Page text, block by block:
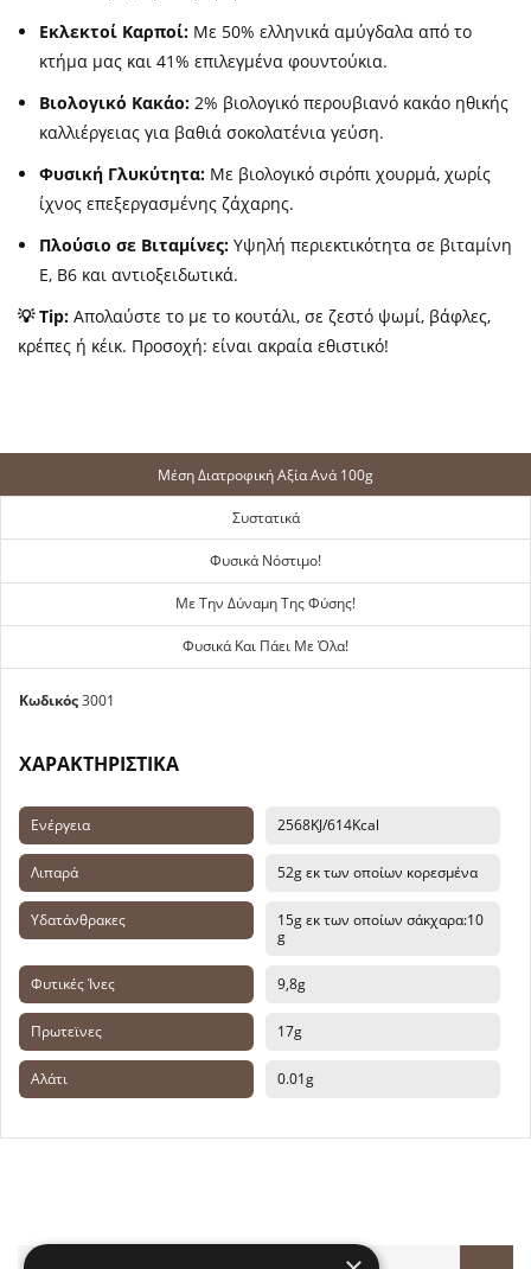
Εκλεκτοί Καρποί: Με 50% ελληνικά αμύγδαλα από το
κτήμα μας και 41% επιλεγμένα φουντούκια.
Βιολογικό Κακάο: 2% βιολογικό περουβιανό κακάο ηθικής
καλλιέργειας για βαθιά σοκολατένια γεύση.
Φυσική Γλυκύτητα: Με βιολογικό σιρόπι χουρμά, χωρίς
ίχνος επεξεργασμένης ζάχαρης.
Πλούσιο σε Βιταμίνες: Υψηλή περιεκτικότητα σε βιταμίνη
Ε, Β6 και αντιοξειδωτικά.
💡 Tip: Απολαύστε το με το κουτάλι, σε ζεστό ψωμί, βάφλες,
κρέπες ή κέικ. Προσοχή: είναι ακραία εθιστικό!
Μέση Διατροφική Αξία Ανά 100g
Συστατικά
Φυσικά Νόστιμο!
Με Την Δύναμη Της Φύσης!
Φυσικά Και Πάει Με Όλα!
Κωδικός3001
ΧΑΡΑΚΤΗΡΙΣΤΙΚΆ
Ενέργεια 2568KJ/614Kcal
Λιπαρά 52g εκ των οποίων κορεσμένα
Υδατάνθρακες
15g εκ των οποίων σάκχαρα:10
g
Φυτικές Ίνες 9,8g
Πρωτεϊνες 17g
Αλάτι 0.01g
ΌΝΟΜΑ ΛΊΣΤΑ ΕΠΙΘΥΜΙΤΏΝ
Δημιουργία λίστα